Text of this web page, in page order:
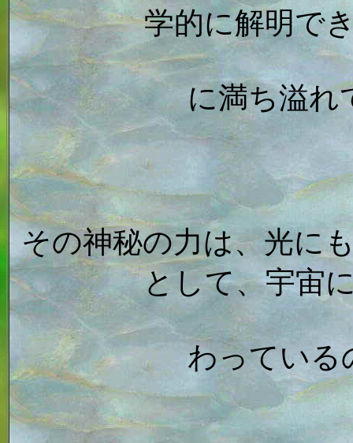
学的に解明で
に満ち溢れ
その神秘の力は、光に
として、宇宙
わっている